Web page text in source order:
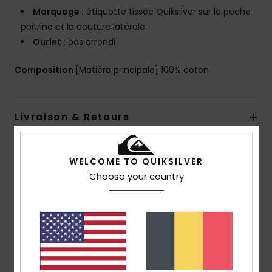
Marquage : étiquette tissée Quiksilver sur la poche
poitrine et la couture latérale.
Ourlet : bas arrondi
Composition [Matière principale] 100% coton
Livraison & Retours
Avis clients
Note moyenne
4.0
WELCOME TO QUIKSILVER
Choose your country